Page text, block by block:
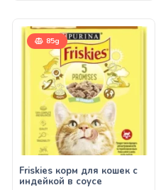
85g
Friskies корм для кошек с
индейкой в соусе